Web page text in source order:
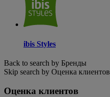
ibis Styles
Back to search by Бренды
Skip search by Оценка клиентов
Оценка клиентов